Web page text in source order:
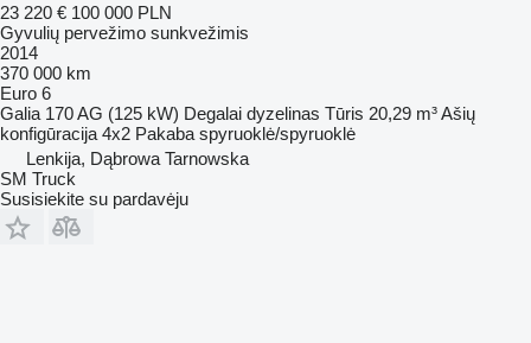
23 220 € 100 000 PLN
Gyvulių pervežimo sunkvežimis
2014
370 000 km
Euro 6
Galia 170 AG (125 kW) Degalai dyzelinas Tūris 20,29 m³Ašių
konfigūracija 4x2 Pakaba spyruoklė/spyruoklė
Lenkija, Dąbrowa Tarnowska
SM Truck
Susisiekite su pardavėju